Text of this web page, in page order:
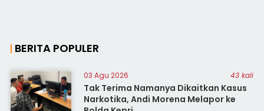
BERITA POPULER
03 Agu 2026 43 kali
Tak Terima Namanya Dikaitkan Kasus
Narkotika, Andi Morena Melapor ke